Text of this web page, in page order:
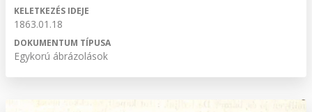
KELETKEZÉS IDEJE
1863.01.18
DOKUMENTUM TÍPUSA
Egykorú ábrázolások